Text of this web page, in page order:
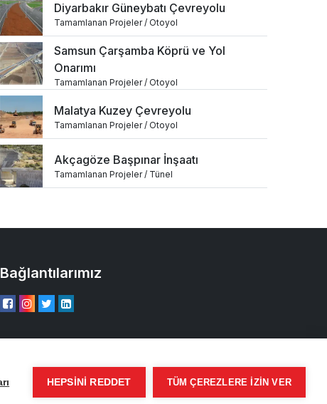
Diyarbakır Güneybatı Çevreyolu
Tamamlanan Projeler / Otoyol
Samsun Çarşamba Köprü ve Yol
Onarımı
Tamamlanan Projeler / Otoyol
Malatya Kuzey Çevreyolu
Tamamlanan Projeler / Otoyol
Akçagöze Başpınar İnşaatı
Tamamlanan Projeler / Tünel
Bağlantılarımız
HEPSINI REDDET TÜM ÇEREZLERE IZIN VER